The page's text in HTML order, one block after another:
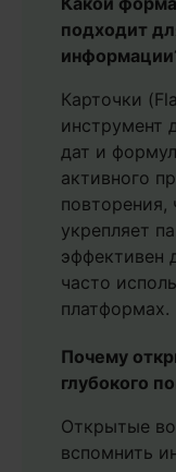
подходит
Карточки
инструмент
дат и
активного
повторения,
укрепляет
эффективен
часто
платформах.
Почему
глубокого
Открытые
вспомнить